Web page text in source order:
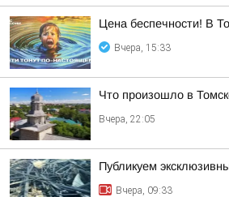
Цена беспечности! В
Вчера, 15:33
Что произошло в
Вчера, 22:05
Публикуем
Вчера, 09:33